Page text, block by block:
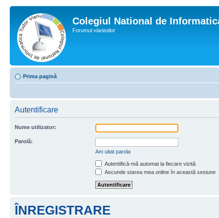
Colegiul National de
Forumul vianistilor
Prima pagină
Autentificare
Nume utilizator:
Parolă:
Am uitat parola
Autentifică-mă automat la fiecare vizită
Ascunde starea mea online în această sesiune
ÎNREGISTRARE